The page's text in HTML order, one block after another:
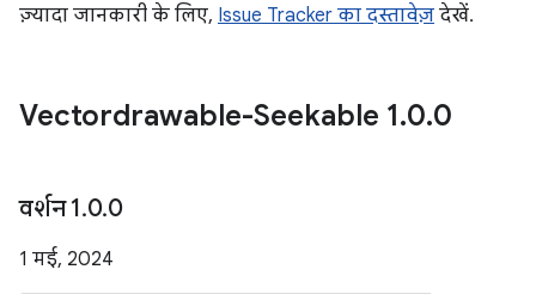
ज़्यादा जानकारी के लिए, Issue Tracker का दस्तावेज़ देखें.
Vectordrawable-Seekable 1.0.0
वर्शन 1.0.0
1 मई, 2024